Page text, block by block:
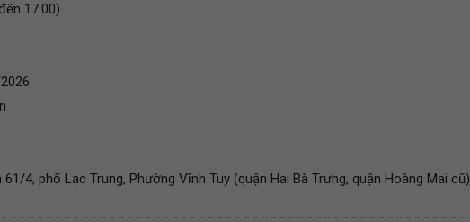
17:00)
61/4, phố Lạc Trung, Phường Vĩnh Tuy (quận Hai Bà Trưng, quận Hoàng Mai cũ)